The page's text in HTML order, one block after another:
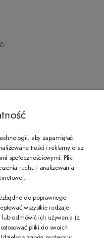
zapiszesz się do naszego
nasząpolityką prywatności
aby zapamiętać
treści i reklamy oraz
społecznościowymi. Pliki
ruchu i analizowania
do poprawnego
wszystkie rodzaje
lub odmówić ich używania (z
pliki do swoich